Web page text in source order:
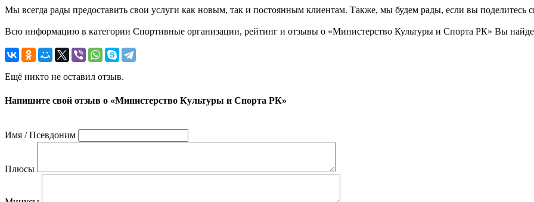
Мы всегда рады предоставить свои услуги как новым, так и постоянным клиентам. Также, мы будем рады, если вы поделитесь
Всю информацию в категории Спортивные организации, рейтинг и отзывы о «Министерство Культуры и Спорта РК» Вы
Ещё никто не оставил отзыв.
Напишите свой отзыв о «Министерство Культуры и Спорта РК»
Имя / Псевдоним
Плюсы